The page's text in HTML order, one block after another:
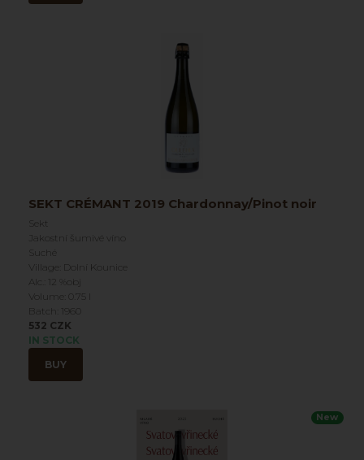
SEKT CRÉMANT 2019 Chardonnay/Pinot noir
Sekt
Jakostní šumivé víno
Suché
Village: Dolní Kounice
Alc.: 12 %obj
Volume: 0.75 l
Batch: 1960
532 CZK
IN STOCK
BUY
New